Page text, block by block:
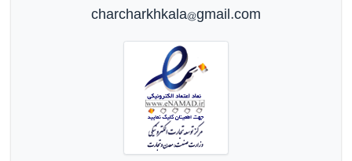
charcharkhkala@gmail.com